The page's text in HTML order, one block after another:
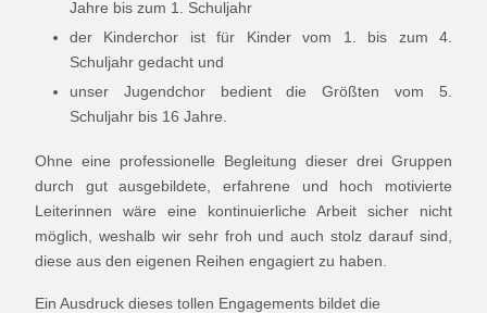
Jahre bis zum 1. Schuljahr
der Kinderchor ist für Kinder vom 1. bis zum 4.
Schuljahr gedacht und
unser Jugendchor bedient die Größten vom 5.
Schuljahr bis 16 Jahre.
Ohne eine professionelle Begleitung dieser drei Gruppen
durch gut ausgebildete, erfahrene und hoch motivierte
Leiterinnen wäre eine kontinuierliche Arbeit sicher nicht
möglich, weshalb wir sehr froh und auch stolz darauf sind,
diese aus den eigenen Reihen engagiert zu haben.
Ein Ausdruck dieses tollen Engagements bildet die